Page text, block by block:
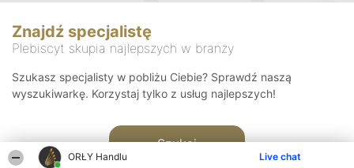
ORŁY Handlu Live chat
Znajdź specjalistę
Plebiscyt skupia najlepszych w branży
Szukasz specjalisty w pobliżu Ciebie? Sprawdź naszą
wyszukiwarkę. Korzystaj tylko z usług najlepszych!
Szukaj